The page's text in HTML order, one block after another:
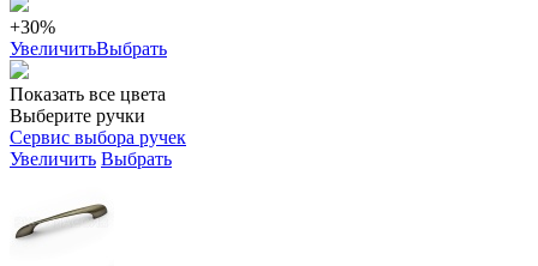
+30%
УвеличитьВыбрать
Показать все цвета
Выберите ручки
Сервис выбора ручек
Увеличить Выбрать